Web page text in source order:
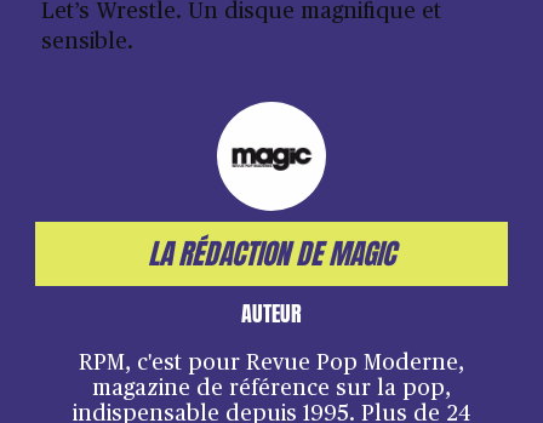
Let’s Wrestle. Un disque magnifique et
sensible.
LA RÉDACTION DE MAGIC
AUTEUR
RPM, c'est pour Revue Pop Moderne,
magazine de référence sur la pop,
indispensable depuis 1995. Plus de 24